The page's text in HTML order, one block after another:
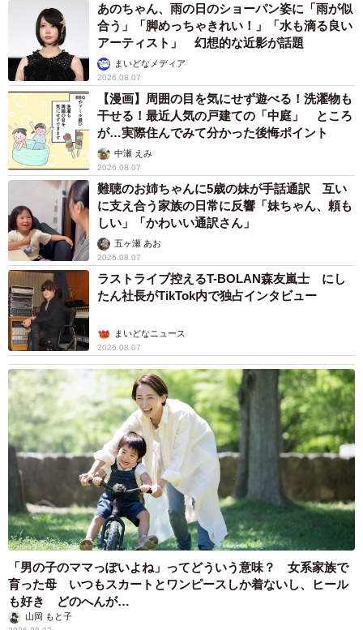
あのちゃん、雨の日のショーパン姿に「雨が似
合う」「脚めっちゃきれい！」「水も滴る良い
アーティスト」 幻想的な近影が話題
まいどなメディア
2026.08.07
【漫画】周囲の目を気にせず遊べる！洗濯物も
干せる！最近人気の戸建ての「中庭」 ところ
が…実際住んでみて分かった後悔ポイント
中瀬 えみ
2026.08.07
難聴のお姉ちゃんに5歳の妹が手話通訳 互い
に支え合う家族の日常に反響「妹ちゃん、頼も
しい」「かわいい通訳さん」
五ヶ瀬 あお
2026.08.07
ラストライブ控えるT-BOLAN森友嵐士 にし
たん社長がTikTok内で独占インタビュー
まいどなニュース
2026.08.07
「男の子のママっぽいよね」ってどういう意味？ 女系家族で
育った母 いつもスカートとワンピースしか着ないし、ヒール
も好き どのへんが…
山岡 もと子